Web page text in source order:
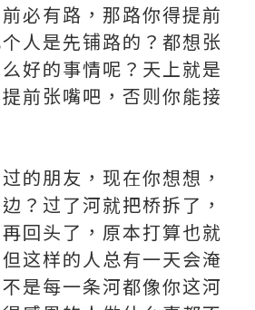
必有路，那路你得提前
人是先铺路的？都想张
好的事情呢？天上就是
前张嘴吧，否则你能接
的朋友，现在你想想，
？过了河就把桥拆了，
回头了，原本打算也就
这样的人总有一天会淹
是每一条河都像你这河